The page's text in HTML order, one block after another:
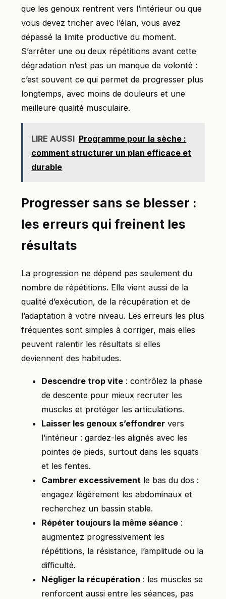
que les genoux rentrent vers l’intérieur ou que
vous devez tricher avec l’élan, vous avez
dépassé la limite productive du moment.
S’arrêter une ou deux répétitions avant cette
dégradation n’est pas un manque de volonté :
c’est souvent ce qui permet de progresser plus
longtemps, avec moins de douleurs et une
meilleure qualité musculaire.
LIRE AUSSI Programme pour la sèche :
comment structurer un plan efficace et
durable
Progresser sans se blesser :
les erreurs qui freinent les
résultats
La progression ne dépend pas seulement du
nombre de répétitions. Elle vient aussi de la
qualité d’exécution, de la récupération et de
l’adaptation à votre niveau. Les erreurs les plus
fréquentes sont simples à corriger, mais elles
peuvent ralentir les résultats si elles
deviennent des habitudes.
Descendre trop vite : contrôlez la phase
de descente pour mieux recruter les
muscles et protéger les articulations.
Laisser les genoux s’effondrer vers
l’intérieur : gardez-les alignés avec les
pointes de pieds, surtout dans les squats
et les fentes.
Cambrer excessivement le bas du dos :
engagez légèrement les abdominaux et
recherchez un bassin stable.
Répéter toujours la même séance :
augmentez progressivement les
répétitions, la résistance, l’amplitude ou la
difficulté.
Négliger la récupération : les muscles se
renforcent aussi entre les séances, pas